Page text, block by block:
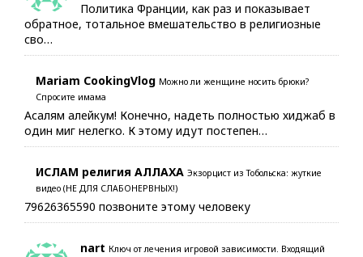
Политика Франции, как раз и показывает
обратное, тотальное вмешательство в религиозные
сво…
Mariam CookingVlog Можно ли женщине носить брюки?
Спросите имама
Асалям алейкум! Конечно, надеть полностью хиджаб в
один миг нелегко. К этому идут постепен…
ИСЛАМ религия АЛЛАХА Экзорцист из Тобольска: жуткие
видео (НЕ ДЛЯ СЛАБОНЕРВНЫХ!)
79626365590 позвоните этому человеку
nart Ключ от лечения игровой зависимости. Входящий